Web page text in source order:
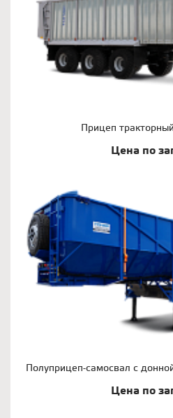
Прицеп
Цена по
Полуприцеп-самосвал с
Цена по